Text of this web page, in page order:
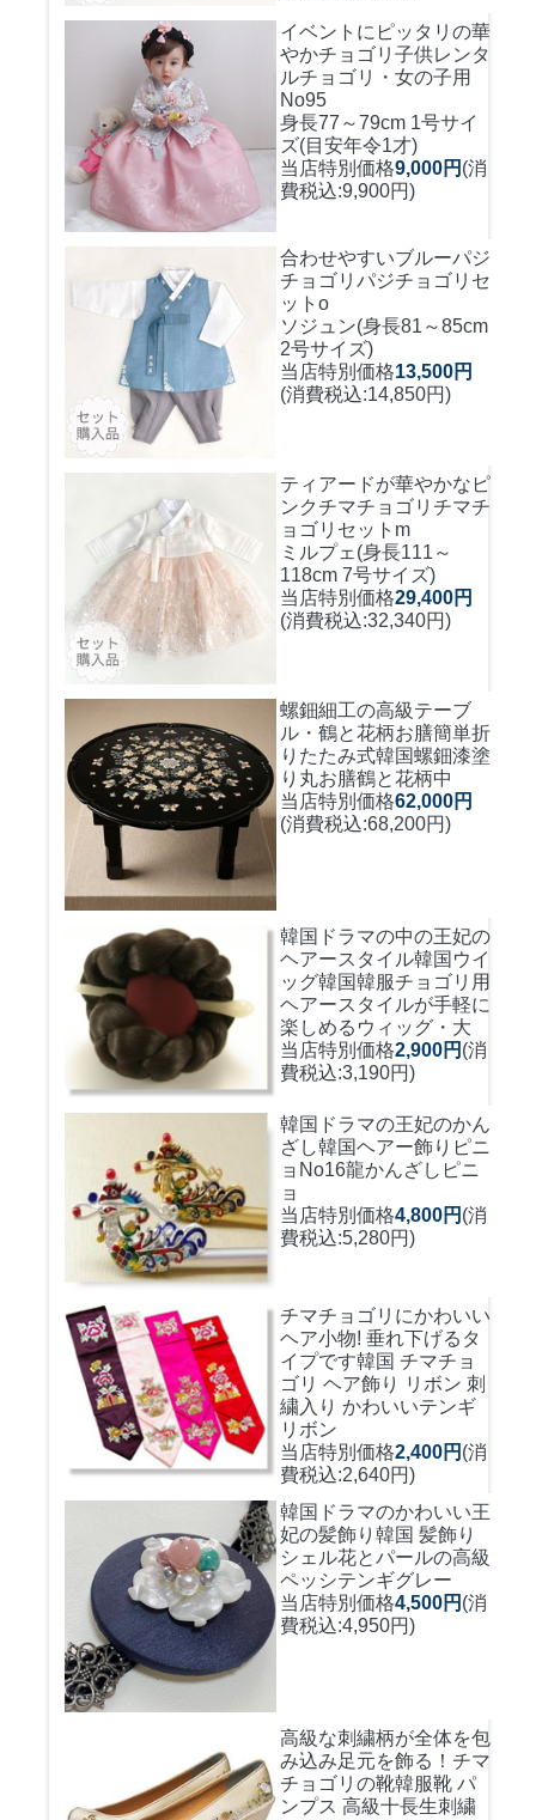
イベントにピッタリの華
やかチョゴリ 子供レンタ
ルチョゴリ・女の子用
No95
身長77～79cm 1号サイ
ズ(目安年令1才)
当店特別価格9,000円 (消
費税込:9,900円)
合わせやすいブルーパジ
チョゴリ パジチョゴリセ
ットo
ソジュン(身長81～85cm
2号サイズ)
当店特別価格13,500円
(消費税込:14,850円)
ティアードが華やかなピ
ンクチマチョゴリ チマチ
ョゴリセットm
ミルプェ(身長111～
118cm 7号サイズ)
当店特別価格29,400円
(消費税込:32,340円)
螺鈿細工の高級テーブ
ル・鶴と花柄お膳簡単折
りたたみ式韓国螺鈿漆塗
り丸お膳鶴と花柄中
当店特別価格62,000円
(消費税込:68,200円)
韓国ドラマの中の王妃の
ヘアースタイル韓国ウイ
ッグ韓国韓服チョゴリ用
ヘアースタイルが手軽に
楽しめるウィッグ・大
当店特別価格2,900円 (消
費税込:3,190円)
韓国ドラマの王妃のかん
ざし韓国ヘアー飾りピニ
ョNo16龍かんざしピニ
ョ
当店特別価格4,800円 (消
費税込:5,280円)
チマチョゴリにかわいい
ヘア小物! 垂れ下げるタ
イプです韓国 チマチョ
ゴリ ヘア飾り リボン 刺
繍入り かわいいテンギ
リボン
当店特別価格2,400円 (消
費税込:2,640円)
韓国ドラマのかわいい王
妃の髪飾り 韓国 髪飾り
シェル花とパールの高級
ペッシテンギグレー
当店特別価格4,500円 (消
費税込:4,950円)
高級な刺繍柄が全体を包
み込み足元を飾る！ チマ
チョゴリの靴韓服靴 パ
ンプス 高級十長生刺繍